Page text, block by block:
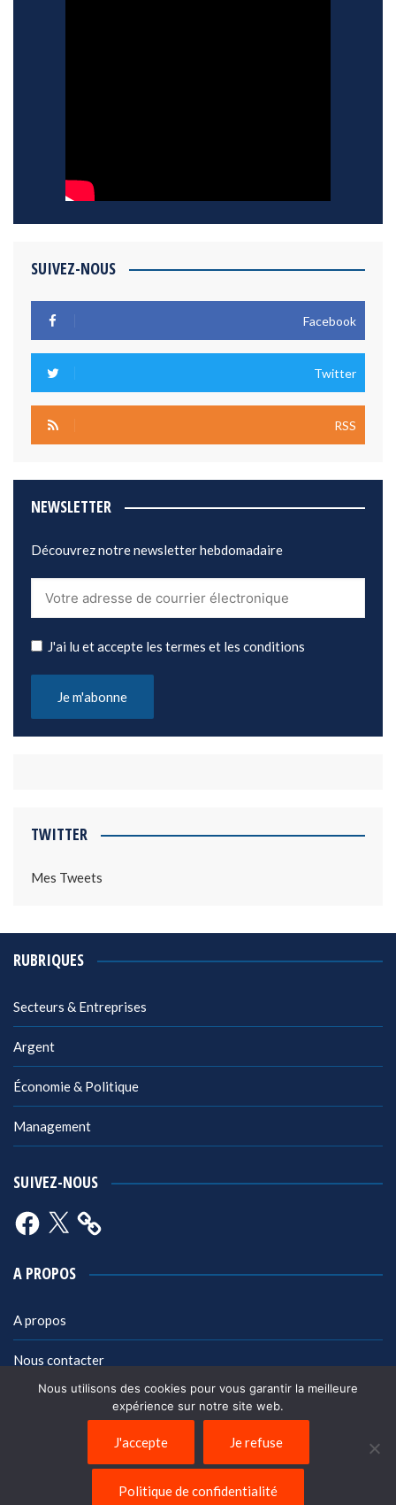
SUIVEZ-NOUS
Facebook
Twitter
RSS
NEWSLETTER
Découvrez notre newsletter hebdomadaire
J'ai lu et accepte les termes et les conditions
TWITTER
Mes Tweets
RUBRIQUES
Secteurs & Entreprises
Argent
Économie & Politique
Management
SUIVEZ-NOUS
Facebook
X
A PROPOS
A propos
Nous contacter
Politique de confidentialité
Nous utilisons des cookies pour vous garantir la meilleure
expérience sur notre site web.
J'accepte Je refuse
Politique de confidentialité